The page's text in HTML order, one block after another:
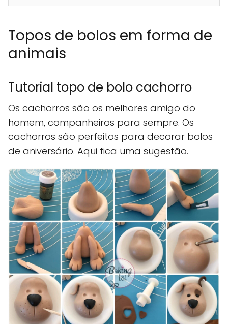
Topos de bolos em forma de
animais
Tutorial topo de bolo cachorro
Os cachorros são os melhores amigo do
homem, companheiros para sempre. Os
cachorros são perfeitos para decorar bolos
de aniversário. Aqui fica uma sugestão.